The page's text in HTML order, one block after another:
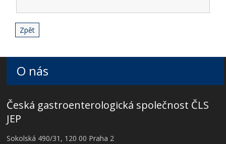
Zpět
O nás
Česká gastroenterologická společnost ČLS
JEP
Sokolská 490/31, 120 00 Praha 2